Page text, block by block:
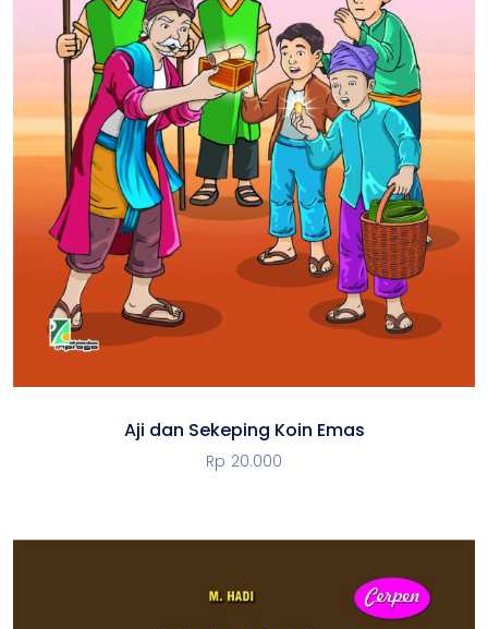
Aji dan Sekeping Koin Emas
Rp 20.000